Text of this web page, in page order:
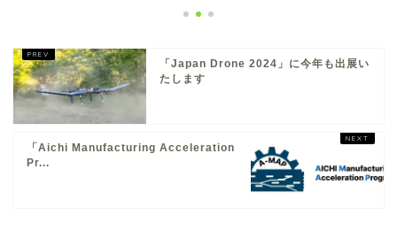
「Japan Drone 2024」に今年も出展い
たします
「Aichi Manufacturing Acceleration
Pr...